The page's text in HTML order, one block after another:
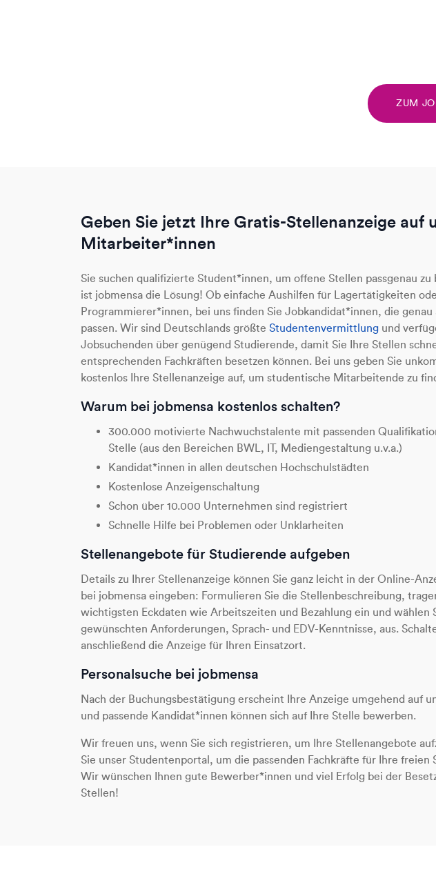
ZUM
Geben Sie jetzt Ihre Gratis-Stellenanzeige
Mitarbeiter*innen
Sie suchen qualifizierte Student*innen, um offene Stellen passgenau zu
ist jobmensa die Lösung! Ob einfache Aushilfen für Lagertätigkeiten
Programmierer*innen, bei uns finden Sie Jobkandidat*innen, die genau
passen. Wir sind Deutschlands größte Studentenvermittlung und
Jobsuchenden über genügend Studierende, damit Sie Ihre Stellen
entsprechenden Fachkräften besetzen können. Bei uns geben Sie
kostenlos Ihre Stellenanzeige auf, um studentische Mitarbeitende zu
Warum bei jobmensa kostenlos schalten?
300.000 motivierte Nachwuchstalente mit passenden
Stelle (aus den Bereichen BWL, IT, Mediengestaltung u.v.a.)
Kandidat*innen in allen deutschen Hochschulstädten
Kostenlose Anzeigenschaltung
Schon über 10.000 Unternehmen sind registriert
Schnelle Hilfe bei Problemen oder Unklarheiten
Stellenangebote für Studierende aufgeben
Details zu Ihrer Stellenanzeige können Sie ganz leicht in der Online-
bei jobmensa eingeben: Formulieren Sie die Stellenbeschreibung,
wichtigsten Eckdaten wie Arbeitszeiten und Bezahlung ein und wählen
gewünschten Anforderungen, Sprach- und EDV-Kenntnisse, aus.
anschließend die Anzeige für Ihren Einsatzort.
Personalsuche bei jobmensa
Nach der Buchungsbestätigung erscheint Ihre Anzeige umgehend auf
und passende Kandidat*innen können sich auf Ihre Stelle bewerben.
Wir freuen uns, wenn Sie sich registrieren, um Ihre Stellenangebote
Sie unser Studentenportal, um die passenden Fachkräfte für Ihre freien
Wir wünschen Ihnen gute Bewerber*innen und viel Erfolg bei der
Stellen!